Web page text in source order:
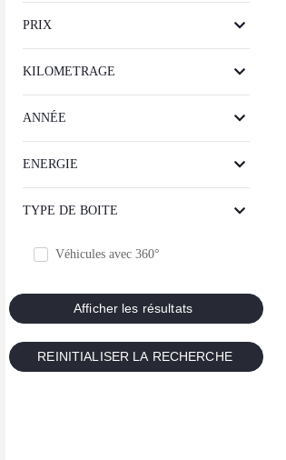
PRIX
KILOMETRAGE
ANNÉE
ENERGIE
TYPE DE BOITE
Véhicules avec 360°